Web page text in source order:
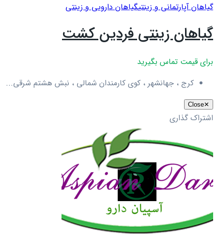
گیاهان آپارتمانی و زینتیگیاهان دارویی و زینتی
گیاهان زینتی فردین کشت
برای قیمت تماس بگیرید
کرج ، جهانشهر ، کوی کارمندان شمالی ، نبش هشتم شرقی...
✕
Close
اشتراک گذاری